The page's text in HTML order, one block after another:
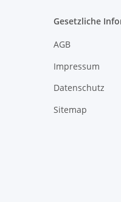
Gesetzliche
AGB
Impressum
Datenschutz
Sitemap